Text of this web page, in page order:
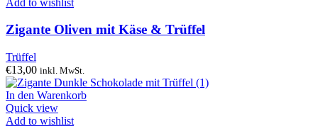
Zigante Oliven mit Käse & Trüffel
Trüffel
€13,00 inkl. MwSt.
In den Warenkorb
Quick view
Add to wishlist